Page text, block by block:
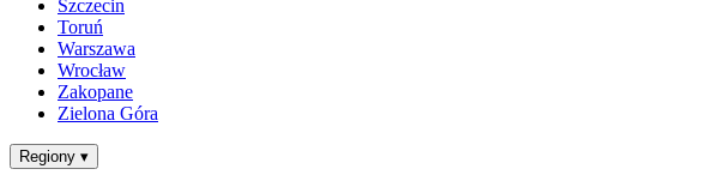
Szczecin
Toruń
Warszawa
Wrocław
Zakopane
Zielona Góra
Regiony ▾